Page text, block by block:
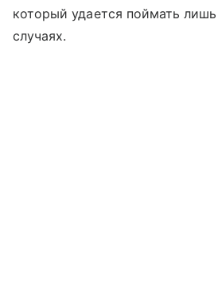
который удается поймать
случаях.